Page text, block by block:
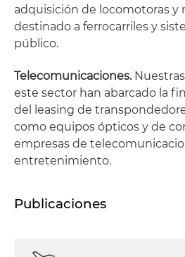
adquisición de locomotoras y
destinado a ferrocarriles y
público.
Telecomunicaciones.
este sector han abarcado la
del leasing de
como equipos ópticos y de
empresas de
entretenimiento.
Publicaciones